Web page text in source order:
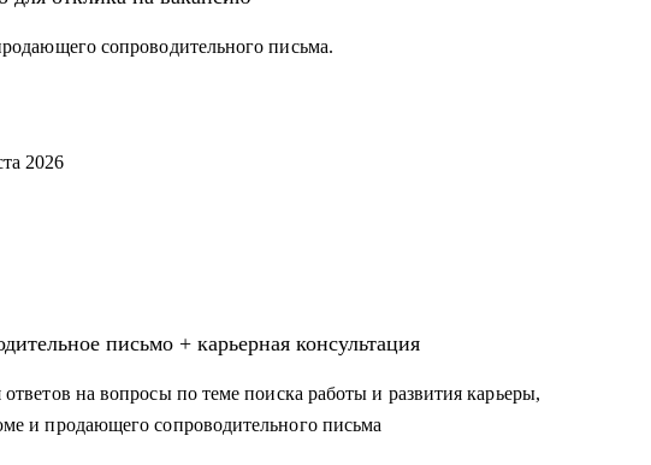
сопроводительного письма.
2026
письмо + карьерная консультация
на вопросы по теме поиска работы и развития карьеры,
и продающего сопроводительного письма